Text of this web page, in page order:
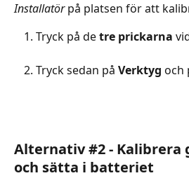
Installatör på platsen för att
Tryck på de tre prickarna
Tryck sedan på Verktyg och
Alternativ #2 - Kalibrera
och sätta i batteriet